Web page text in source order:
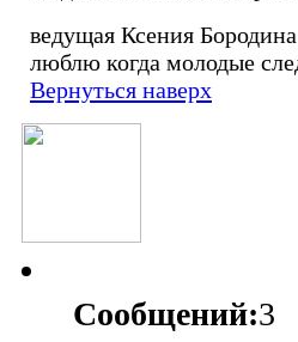
ведущая Ксения
люблю когда молодые
Вернуться наверх
Сообщений:3